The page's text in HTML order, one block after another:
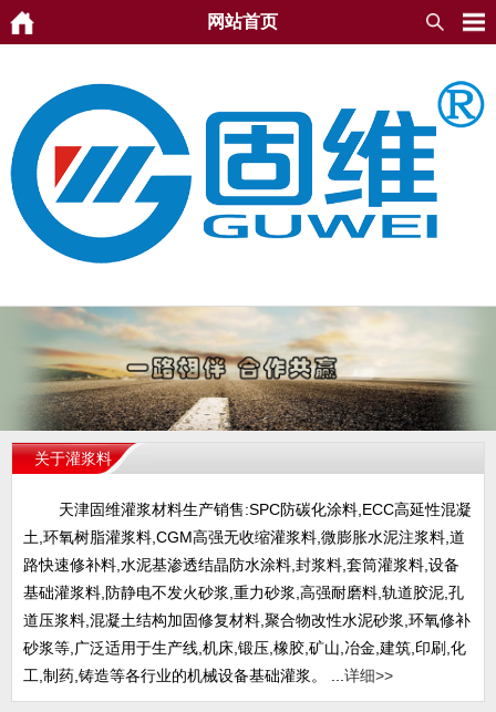
网站首页
关于灌浆料
天津固维灌浆材料生产销售:SPC防碳化涂料,ECC高延性混凝
土,环氧树脂灌浆料,CGM高强无收缩灌浆料,微膨胀水泥注浆料,道
路快速修补料,水泥基渗透结晶防水涂料,封浆料,套筒灌浆料,设备
基础灌浆料,防静电不发火砂浆,重力砂浆,高强耐磨料,轨道胶泥,孔
道压浆料,混凝土结构加固修复材料,聚合物改性水泥砂浆,环氧修补
砂浆等,广泛适用于生产线,机床,锻压,橡胶,矿山,冶金,建筑,印刷,化
工,制药,铸造等各行业的机械设备基础灌浆。 ... 详细>>